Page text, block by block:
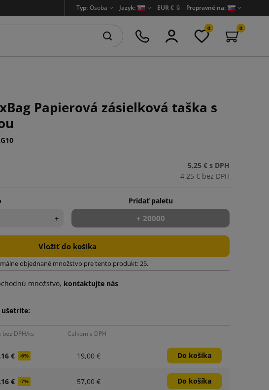
Typ: Osoba Jazyk: EUR € 🔒 Prepravné na:
0 0
Papierová zásielková taška s
5,25 € s DPH
4,25 € bez DPH
+
Pridať paletu
+ 20000
Vložiť do košíka
objednané množstvo pre tento produkt: 25.
množstvo, kontaktujte nás
ušetríte:
bez DPH/ks Celkom s DPH
€ -6% 19,00 € Do košíka
€ -7% 57,00 € Do košíka